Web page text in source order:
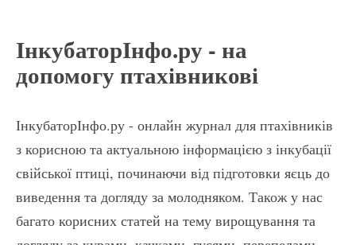
ІнкубаторІнфо.ру - на
допомогу птахівникові
ІнкубаторІнфо.ру - онлайн журнал для птахівників
з корисною та актуальною інформацією з інкубації
свійської птиці, починаючи від підготовки яєць до
виведення та догляду за молодняком. Також у нас
багато корисних статей на тему вирощування та